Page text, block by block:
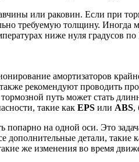
или раковин. Если при
требуемую толщину. Иногда
ниже нуля градусов
амортизаторов
также рекомендуют проводить
путь может стать
такие как EPS или ABS,
попарно на одной оси. Это
детали, такие
же изменения во время